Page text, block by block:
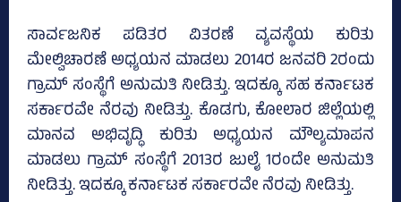
ಸಾರ್ವಜನಿಕ ಪಡಿತರ ವಿತರಣೆ ವ್ಯವಸ್ಥೆಯ ಕುರಿತು
ಮೇಲ್ವಿಚಾರಣೆ ಅಧ್ಯಯನ ಮಾಡಲು 2014ರ ಜನವರಿ 2ರಂದು
ಗ್ರಾಮ್‌ ಸಂಸ್ಥೆಗೆ ಅನುಮತಿ ನೀಡಿತ್ತು. ಇದಕ್ಕೂ ಸಹ ಕರ್ನಾಟಕ
ಸರ್ಕಾರವೇ ನೆರವು ನೀಡಿತ್ತು. ಕೊಡಗು, ಕೋಲಾರ ಜಿಲ್ಲೆಯಲ್ಲಿ
ಮಾನವ ಅಭಿವೃದ್ಧಿ ಕುರಿತು ಅಧ್ಯಯನ ಮೌಲ್ಯಮಾಪನ
ಮಾಡಲು ಗ್ರಾಮ್‌ ಸಂಸ್ಥೆಗೆ 2013ರ ಜುಲೈ 1ರಂದೇ ಅನುಮತಿ
ನೀಡಿತ್ತು. ಇದಕ್ಕೂ ಕರ್ನಾಟಕ ಸರ್ಕಾರವೇ ನೆರವು ನೀಡಿತ್ತು.